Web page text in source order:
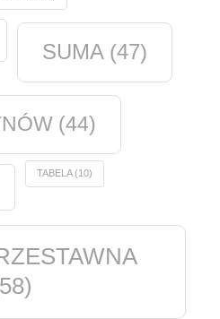
SUMA(47)
(44)
TABELA(10)